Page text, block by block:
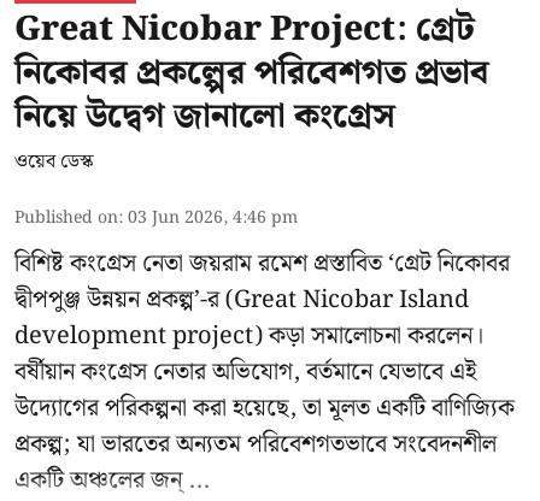
Great Nicobar Project: গ্রেট
নিকোবর প্রকল্পের পরিবেশগত প্রভাব
নিয়ে উদ্বেগ জানালো কংগ্রেস
ওয়েব ডেস্ক
Published on:03 Jun 2026, 4:46 pm
বিশিষ্ট কংগ্রেস নেতা জয়রাম রমেশ প্রস্তাবিত ‘গ্রেট নিকোবর
দ্বীপপুঞ্জ উন্নয়ন প্রকল্প’-র (Great Nicobar Island
development project) কড়া সমালোচনা করলেন।
বর্ষীয়ান কংগ্রেস নেতার অভিযোগ, বর্তমানে যেভাবে এই
উদ্যোগের পরিকল্পনা করা হয়েছে, তা মূলত একটি বাণিজ্যিক
প্রকল্প; যা ভারতের অন্যতম পরিবেশগতভাবে সংবেদনশীল
একটি অঞ্চলের জন্ ...